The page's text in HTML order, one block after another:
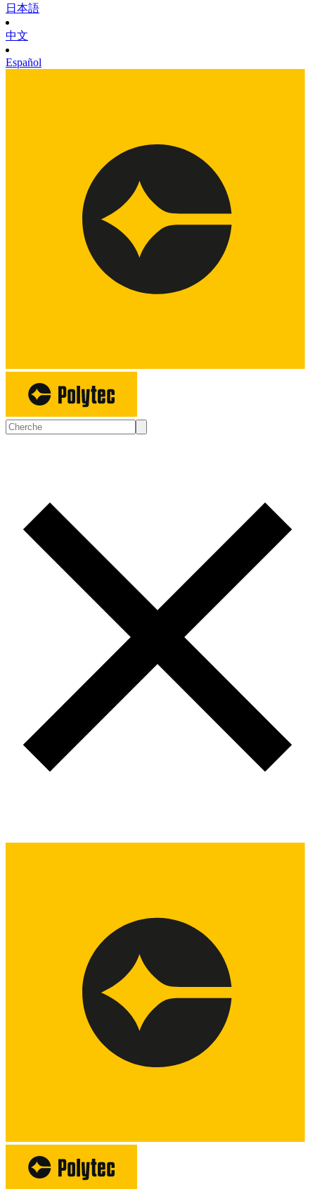
日本語
中文
Español